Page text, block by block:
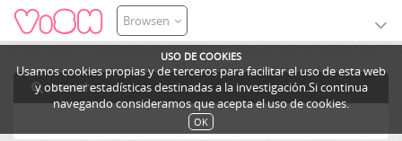
USO DE COOKIES
Usamos cookies propias y de terceros para facilitar el uso de esta web
y obtener estadísticas destinadas a la investigación.Si continua
navegando consideramos que acepta el uso de cookies.
OK
Browsen
search